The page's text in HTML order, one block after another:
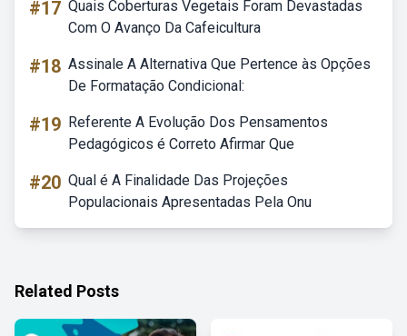
#17 Quais Coberturas Vegetais Foram Devastadas
Com O Avanço Da Cafeicultura
#18 Assinale A Alternativa Que Pertence às Opções
De Formatação Condicional:
#19 Referente A Evolução Dos Pensamentos
Pedagógicos é Correto Afirmar Que
#20 Qual é A Finalidade Das Projeções
Populacionais Apresentadas Pela Onu
Related Posts